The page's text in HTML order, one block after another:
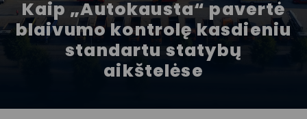
Kaip „Autokausta“ pavertė
blaivumo kontrolę kasdieniu
standartu statybų
aikštelėse